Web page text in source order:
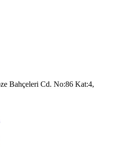
Bahçeleri Cd. No:86 Kat:4,